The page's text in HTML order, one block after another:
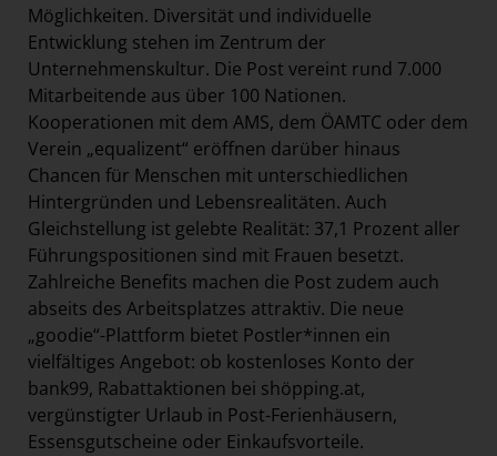
Möglichkeiten. Diversität und individuelle
Entwicklung stehen im Zentrum der
Unternehmenskultur. Die Post vereint rund 7.000
Mitarbeitende aus über 100 Nationen.
Kooperationen mit dem AMS, dem ÖAMTC oder dem
Verein „equalizent“ eröffnen darüber hinaus
Chancen für Menschen mit unterschiedlichen
Hintergründen und Lebensrealitäten. Auch
Gleichstellung ist gelebte Realität: 37,1 Prozent aller
Führungspositionen sind mit Frauen besetzt.
Zahlreiche Benefits machen die Post zudem auch
abseits des Arbeitsplatzes attraktiv. Die neue
„goodie“-Plattform bietet Postler*innen ein
vielfältiges Angebot: ob kostenloses Konto der
bank99, Rabattaktionen bei shöpping.at,
vergünstigter Urlaub in Post-Ferienhäusern,
Essensgutscheine oder Einkaufsvorteile.